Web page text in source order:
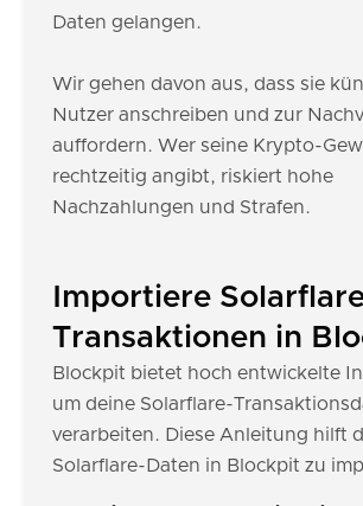
Daten gelangen.
Wir gehen davon aus, dass sie
Nutzer anschreiben und zur
auffordern. Wer seine Krypto-
rechtzeitig angibt, riskiert hohe
Nachzahlungen und Strafen.
Importiere
Transaktionen in
Blockpit bietet hoch entwickelte
um deine Solarflare-
verarbeiten. Diese Anleitung hilft
Solarflare-Daten in Blockpit zu